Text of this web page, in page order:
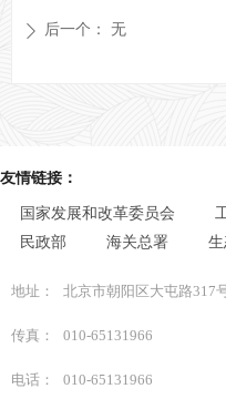
ꄲ 后一个： 无
友情链接：
国家发展和改革委员会
民政部
海关总署
地址： 北京市朝阳区大屯路317
传真： 010-65131966
电话： 010-65131966